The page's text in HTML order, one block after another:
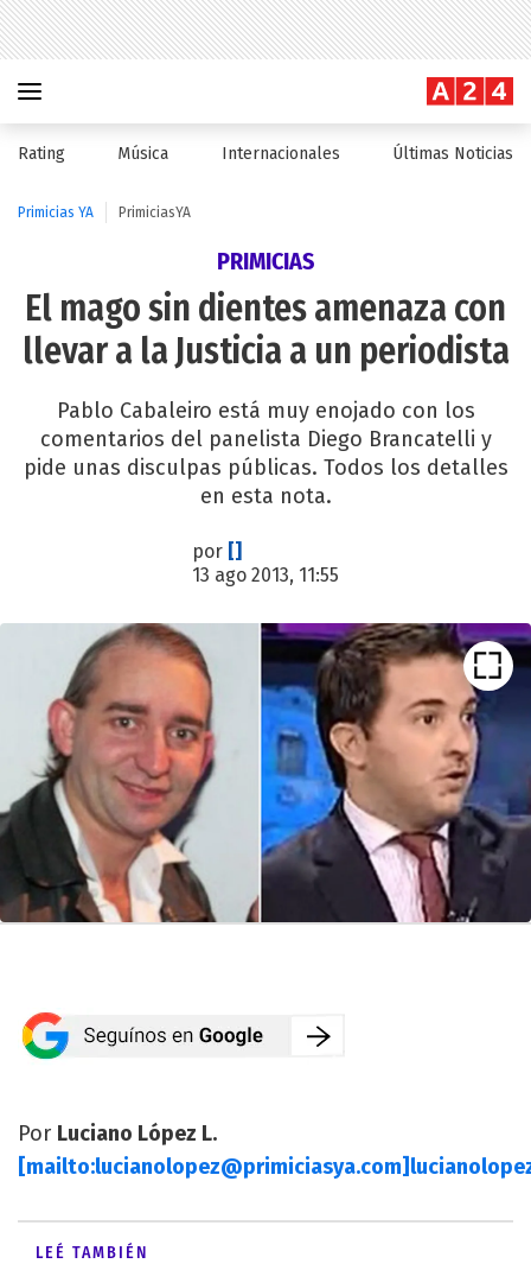
Rating Música Internacionales Últimas Noticias
Primicias YA PrimiciasYA
PRIMICIAS
El mago sin dientes amenaza con
llevar a la Justicia a un periodista
Pablo Cabaleiro está muy enojado con los
comentarios del panelista Diego Brancatelli y
pide unas disculpas públicas. Todos los detalles
en esta nota.
por []
13 ago 2013, 11:55
Por Luciano López L.
[mailto:lucianolopez@primiciasya.com]
LEÉ TAMBIÉN